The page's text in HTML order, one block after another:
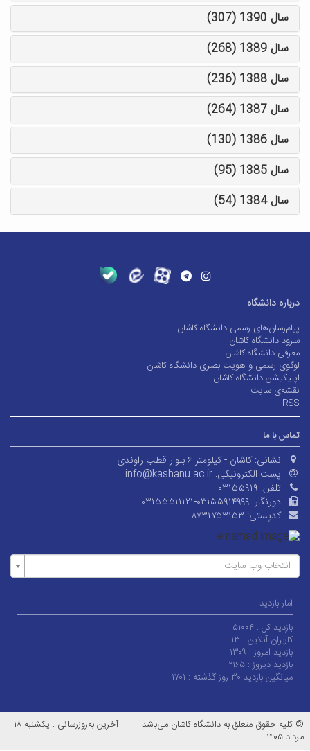
سال 1390 (307)
سال 1389 (268)
سال 1388 (236)
سال 1387 (264)
سال 1386 (130)
سال 1385 (95)
سال 1384 (54)
درباره دانشگاه
پیام‌رسان‌های رسمی دانشگاه کاشان
سرود دانشگاه کاشان
معرفی دانشگاه کاشان
لوگوی رسمی و هویت بصری دانشگاه کاشان
اپلیکیشن دانشگاه کاشان
نقشه‌ی سایت
RSS
تماس با ما
نشانی: کاشان - کیلومتر ۶ بلوار قطب راوندی
پست الکترونیکی: info@kashanu.ac.ir
تلفن: ۰۳۱۵۵۹۱۹
دورنگار: ۰۳۱۵۵۵۱۱۱۲۱-۰۳۱۵۵۹۱۴۹۹۹
کدپستی: ۸۷۳۱۷۵۳۱۵۳
انتخاب وب سایت
آمار بازدید
بازدید کل : ۵۱۰۰۴
کاربران آنلاین : ۱۳
بازدید امروز : ۱۳۰۹
بازدید دیروز : ۲۱۶۵
میانگین بازدید ۳۰ روز گذشته :
۱۷۰۱
© کلیه حقوق متعلق به دانشگاه کاشان می‌باشد. |
آخرین به‌روزرسانی : یکشنبه ۱۸
مرداد ۱۴۰۵